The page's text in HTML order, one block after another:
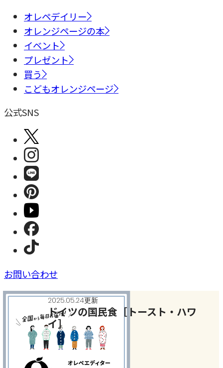
オレペデイリー
オレンジページの本
イベント
プレゼント
買う
こどもオレンジページ
公式SNS
お問い合わせ
2025.05.24更新
ドイツの国民食［トースト・ハワ
イ］
今日、何作った？